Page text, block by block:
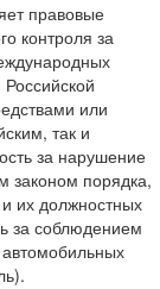
правовые
контроля за
или
так и
за нарушение
законом порядка,
и их должностных
за соблюдением